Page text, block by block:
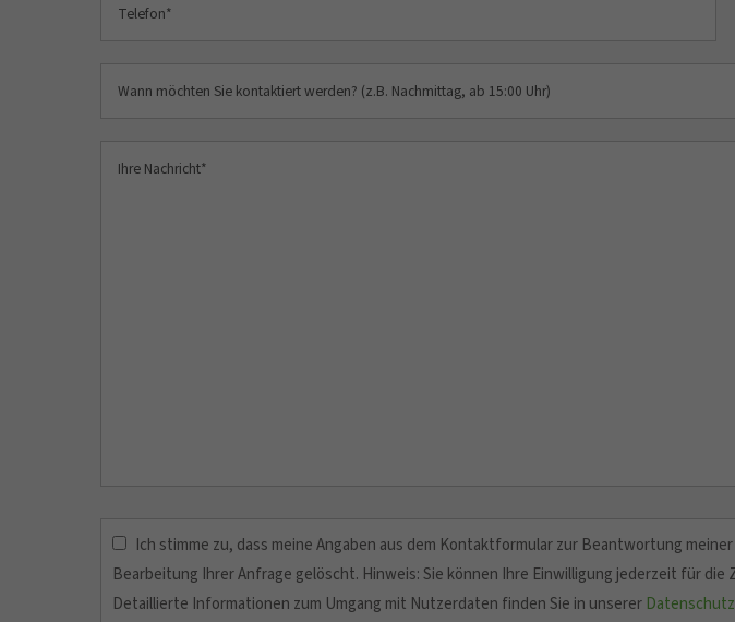
Ich stimme zu, dass meine Angaben aus dem Kontaktformular zur Beantwortung
Bearbeitung Ihrer Anfrage gelöscht. Hinweis: Sie können Ihre Einwilligung jederzeit für die
Detaillierte Informationen zum Umgang mit Nutzerdaten finden Sie in unserer